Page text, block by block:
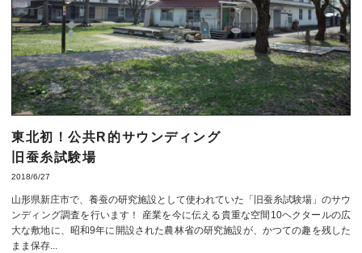
東北初！公共R的サウンディング
旧蚕糸試験場
2018/6/27
山形県新庄市で、養蚕の研究施設として使われていた「旧蚕糸試験場」のサウ
ンディング調査を行います！ 産業を今に伝える貴重な空間10ヘクタールの広
大な敷地に、昭和9年に開設された農林省の研究施設が、かつての趣を残した
まま保存...